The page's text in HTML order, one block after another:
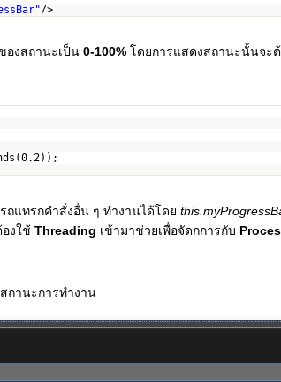
/>
องสถานะเป็น 0-100% โดยการแสดงสถานะนั้นจะ
ถแทรกคำสั่งอื่น ๆ ทำงานได้โดย
งใช้ Threading เข้ามาช่วยเพื่อจัดกการกับ
ถานะการทำงาน